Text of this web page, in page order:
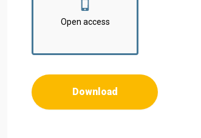
Open access
Download